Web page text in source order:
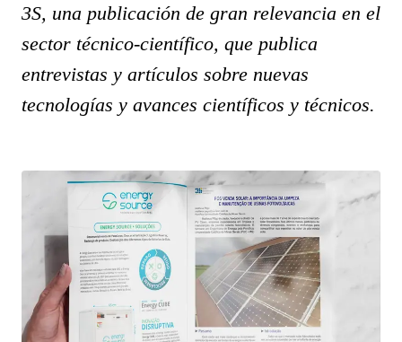
3S, una publicación de gran relevancia en el
sector técnico-científico, que publica
entrevistas y artículos sobre nuevas
tecnologías y avances científicos y técnicos.